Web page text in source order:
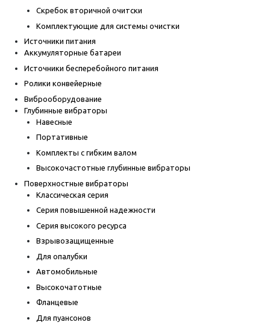
Скребок вторичной очитски
Комплектующие для системы очистки
Источники питания
Аккумуляторные батареи
Источники бесперебойного питания
Ролики конвейерные
Виброоборудование
Глубинные вибраторы
Навесные
Портативные
Комплекты с гибким валом
Высокочастотные глубинные вибраторы
Поверхностные вибраторы
Классическая серия
Серия повышенной надежности
Серия высокого ресурса
Взрывозащищенные
Для опалубки
Автомобильные
Высокочатотные
Фланцевые
Для пуансонов